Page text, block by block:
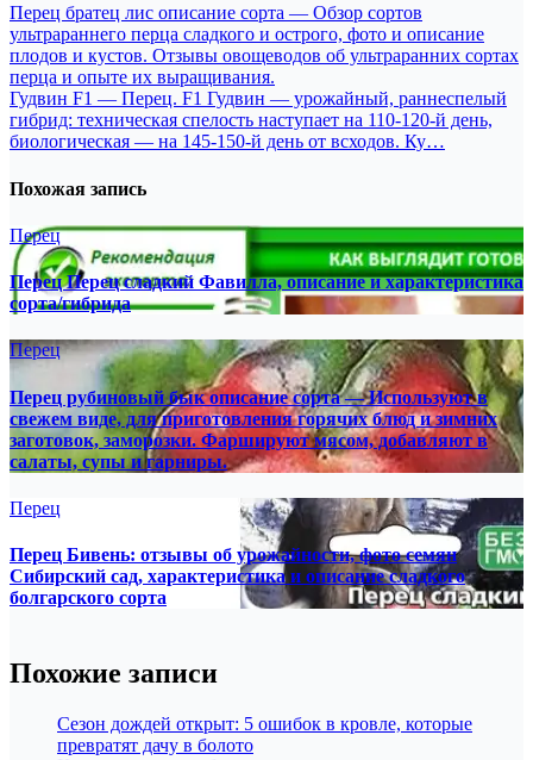
Навигация
по
записям
Перец братец лис описание сорта — Обзор сортов
ультрараннего перца сладкого и острого, фото и описание
плодов и кустов. Отзывы овощеводов об ультраранних сортах
перца и опыте их выращивания.
Гудвин F1 — Перец. F1 Гудвин — урожайный, раннеспелый
гибрид: техническая спелость наступает на 110-120-й день,
биологическая — на 145-150-й день от всходов. Ку…
Похожая запись
Перец
Перец Перец сладкий Фавилла, описание и характеристика
сорта/гибрида
Перец
Перец рубиновый бык описание сорта — Используют в
свежем виде, для приготовления горячих блюд и зимних
заготовок, заморозки. Фаршируют мясом, добавляют в
салаты, супы и гарниры.
Перец
Перец Бивень: отзывы об урожайности, фото семян
Сибирский сад, характеристика и описание сладкого
болгарского сорта
Похожие записи
Сезон дождей открыт: 5 ошибок в кровле, которые
превратят дачу в болото